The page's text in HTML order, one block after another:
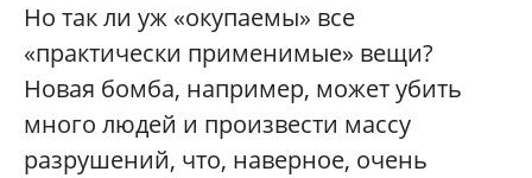
Но так ли уж «окупаемы» все
«практически применимые» вещи?
Новая бомба, например, может убить
много людей и произвести массу
разрушений, что, наверное, очень